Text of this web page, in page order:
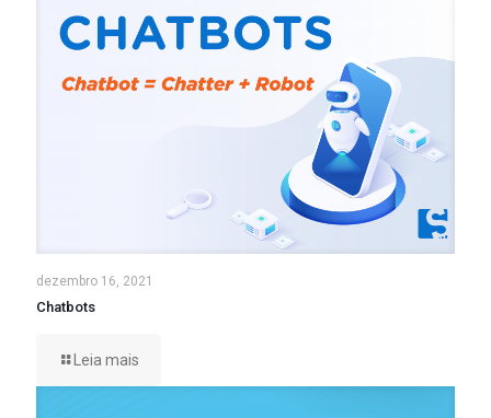
dezembro 16, 2021
Chatbots
Leia mais